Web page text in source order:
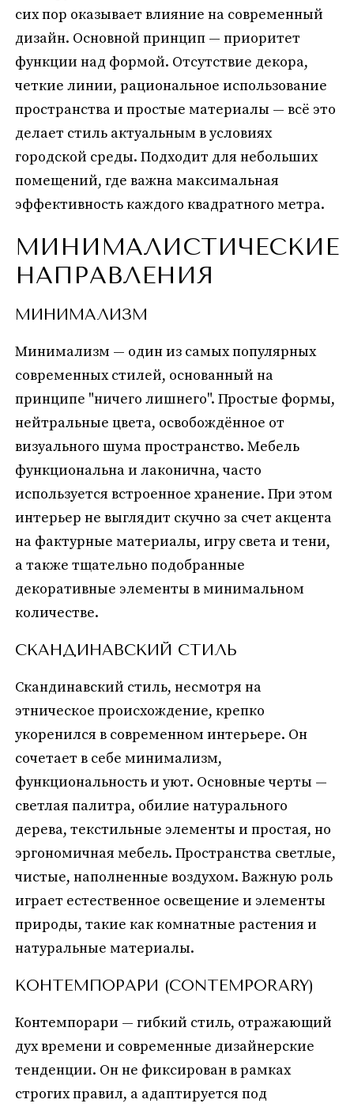
сих пор оказывает влияние на современный
дизайн. Основной принцип — приоритет
функции над формой. Отсутствие декора,
четкие линии, рациональное использование
пространства и простые материалы — всё это
делает стиль актуальным в условиях
городской среды. Подходит для небольших
помещений, где важна максимальная
эффективность каждого квадратного метра.
МИНИМАЛИСТИЧЕСКИЕ
НАПРАВЛЕНИЯ
МИНИМАЛИЗМ
Минимализм — один из самых популярных
современных стилей, основанный на
принципе "ничего лишнего". Простые формы,
нейтральные цвета, освобождённое от
визуального шума пространство. Мебель
функциональна и лаконична, часто
используется встроенное хранение. При этом
интерьер не выглядит скучно за счет акцента
на фактурные материалы, игру света и тени,
а также тщательно подобранные
декоративные элементы в минимальном
количестве.
СКАНДИНАВСКИЙ СТИЛЬ
Скандинавский стиль, несмотря на
этническое происхождение, крепко
укоренился в современном интерьере. Он
сочетает в себе минимализм,
функциональность и уют. Основные черты —
светлая палитра, обилие натурального
дерева, текстильные элементы и простая, но
эргономичная мебель. Пространства светлые,
чистые, наполненные воздухом. Важную роль
играет естественное освещение и элементы
природы, такие как комнатные растения и
натуральные материалы.
КОНТЕМПОРАРИ (CONTEMPORARY)
Контемпорари — гибкий стиль, отражающий
дух времени и современные дизайнерские
тенденции. Он не фиксирован в рамках
строгих правил, а адаптируется под